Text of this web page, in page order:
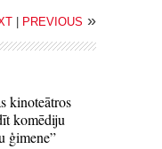
PREVIOUS »
kinoteātros
komēdiju
ģimene”